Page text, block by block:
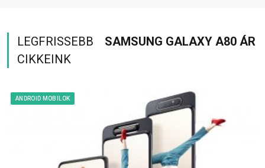
LEGFRISSEBB
SAMSUNG GALAXY A80 ÁR
CIKKEINK
ANDROID MOBILOK